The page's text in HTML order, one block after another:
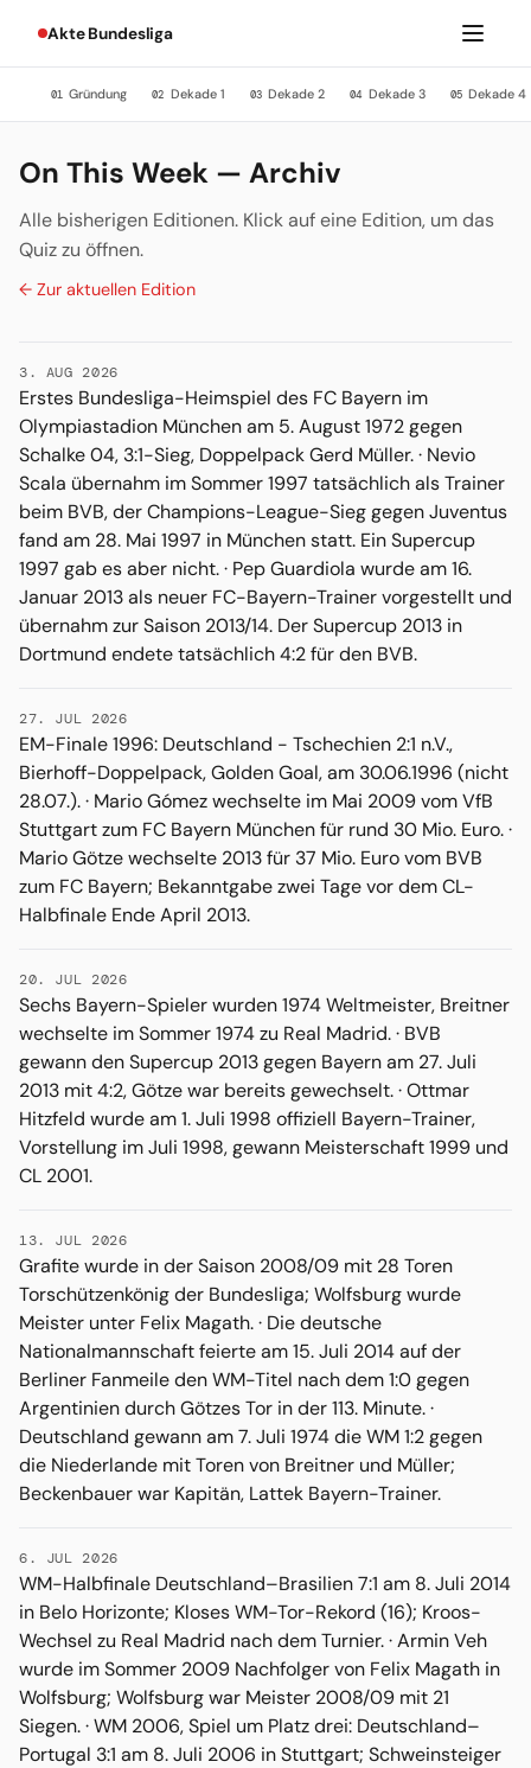
Akte Bundesliga
01 Gründung 02 Dekade 1 03 Dekade 2 04 Dekade 3 05 Dekade 4
On This Week — Archiv
Alle bisherigen Editionen. Klick auf eine Edition, um das
Quiz zu öffnen.
← Zur aktuellen Edition
3. AUG 2026
Erstes Bundesliga-Heimspiel des FC Bayern im
Olympiastadion München am 5. August 1972 gegen
Schalke 04, 3:1-Sieg, Doppelpack Gerd Müller. · Nevio
Scala übernahm im Sommer 1997 tatsächlich als Trainer
beim BVB, der Champions-League-Sieg gegen Juventus
fand am 28. Mai 1997 in München statt. Ein Supercup
1997 gab es aber nicht. · Pep Guardiola wurde am 16.
Januar 2013 als neuer FC-Bayern-Trainer vorgestellt und
übernahm zur Saison 2013/14. Der Supercup 2013 in
Dortmund endete tatsächlich 4:2 für den BVB.
27. JUL 2026
EM-Finale 1996: Deutschland - Tschechien 2:1 n.V.,
Bierhoff-Doppelpack, Golden Goal, am 30.06.1996 (nicht
28.07.). · Mario Gómez wechselte im Mai 2009 vom VfB
Stuttgart zum FC Bayern München für rund 30 Mio. Euro. ·
Mario Götze wechselte 2013 für 37 Mio. Euro vom BVB
zum FC Bayern; Bekanntgabe zwei Tage vor dem CL-
Halbfinale Ende April 2013.
20. JUL 2026
Sechs Bayern-Spieler wurden 1974 Weltmeister, Breitner
wechselte im Sommer 1974 zu Real Madrid. · BVB
gewann den Supercup 2013 gegen Bayern am 27. Juli
2013 mit 4:2, Götze war bereits gewechselt. · Ottmar
Hitzfeld wurde am 1. Juli 1998 offiziell Bayern-Trainer,
Vorstellung im Juli 1998, gewann Meisterschaft 1999 und
CL 2001.
13. JUL 2026
Grafite wurde in der Saison 2008/09 mit 28 Toren
Torschützenkönig der Bundesliga; Wolfsburg wurde
Meister unter Felix Magath. · Die deutsche
Nationalmannschaft feierte am 15. Juli 2014 auf der
Berliner Fanmeile den WM-Titel nach dem 1:0 gegen
Argentinien durch Götzes Tor in der 113. Minute. ·
Deutschland gewann am 7. Juli 1974 die WM 1:2 gegen
die Niederlande mit Toren von Breitner und Müller;
Beckenbauer war Kapitän, Lattek Bayern-Trainer.
6. JUL 2026
WM-Halbfinale Deutschland–Brasilien 7:1 am 8. Juli 2014
in Belo Horizonte; Kloses WM-Tor-Rekord (16); Kroos-
Wechsel zu Real Madrid nach dem Turnier. · Armin Veh
wurde im Sommer 2009 Nachfolger von Felix Magath in
Wolfsburg; Wolfsburg war Meister 2008/09 mit 21
Siegen. · WM 2006, Spiel um Platz drei: Deutschland–
Portugal 3:1 am 8. Juli 2006 in Stuttgart; Schweinsteiger